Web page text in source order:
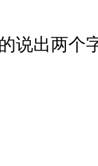
说出两个